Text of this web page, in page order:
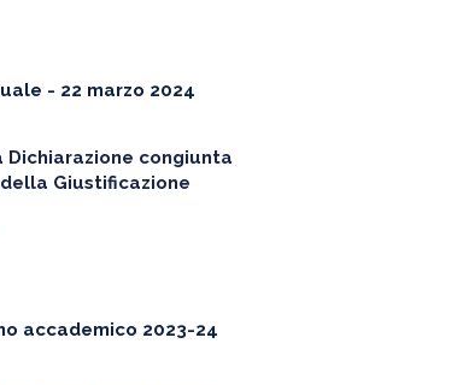
- 22 marzo 2024
Dichiarazione congiunta
Giustificazione
accademico 2023-24